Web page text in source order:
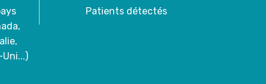
Patients détectés